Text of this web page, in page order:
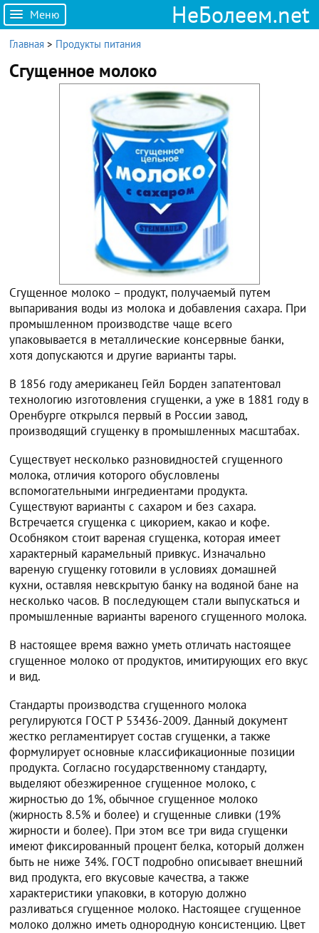
Меню НеБолеем.net
Главная > Продукты питания
Сгущенное молоко
Сгущенное молоко – продукт, получаемый путем
выпаривания воды из молока и добавления сахара. При
промышленном производстве чаще всего
упаковывается в металлические консервные банки,
хотя допускаются и другие варианты тары.
В 1856 году американец Гейл Борден запатентовал
технологию изготовления сгущенки, а уже в 1881 году в
Оренбурге открылся первый в России завод,
производящий сгущенку в промышленных масштабах.
Существует несколько разновидностей сгущенного
молока, отличия которого обусловлены
вспомогательными ингредиентами продукта.
Существуют варианты с сахаром и без сахара.
Встречается сгущенка с цикорием, какао и кофе.
Особняком стоит вареная сгущенка, которая имеет
характерный карамельный привкус. Изначально
вареную сгущенку готовили в условиях домашней
кухни, оставляя невскрытую банку на водяной бане на
несколько часов. В последующем стали выпускаться и
промышленные варианты вареного сгущенного молока.
В настоящее время важно уметь отличать настоящее
сгущенное молоко от продуктов, имитирующих его вкус
и вид.
Стандарты производства сгущенного молока
регулируются ГОСТ Р 53436-2009. Данный документ
жестко регламентирует состав сгущенки, а также
формулирует основные классификационные позиции
продукта. Согласно государственному стандарту,
выделяют обезжиренное сгущенное молоко, с
жирностью до 1%, обычное сгущенное молоко
(жирность 8.5% и более) и сгущенные сливки (19%
жирности и более). При этом все три вида сгущенки
имеют фиксированный процент белка, который должен
быть не ниже 34%. ГОСТ подробно описывает внешний
вид продукта, его вкусовые качества, а также
характеристики упаковки, в которую должно
разливаться сгущенное молоко. Настоящее сгущенное
молоко должно иметь однородную консистенцию. Цвет